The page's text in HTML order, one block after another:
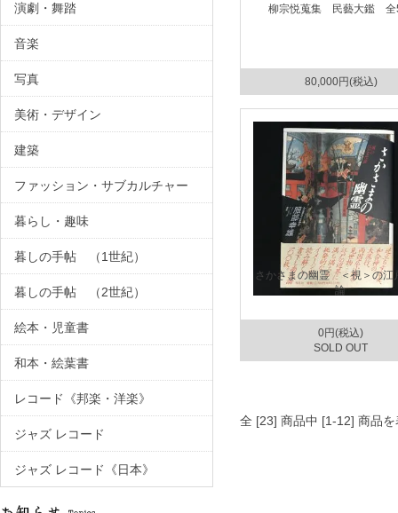
柳宗悦蒐集 民藝大鑑 全
80,000円(税込)
さかさまの幽霊 ＜視＞の江
論
0円(税込)
SOLD OUT
全 [23] 商品中 [1-12] 商品
演劇・舞踏
音楽
写真
美術・デザイン
建築
ファッション・サブカルチャー
暮らし・趣味
暮しの手帖 （1世紀）
暮しの手帖 （2世紀）
絵本・児童書
和本・絵葉書
レコード《邦楽・洋楽》
ジャズ レコード
ジャズ レコード《日本》